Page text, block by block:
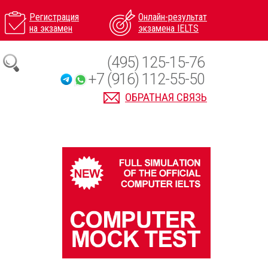
Регистрация
на экзамен
Онлайн-результат
экзамена IELTS
ОБРАТНАЯ СВЯЗЬ
(495) 125-15-76
+7 (916) 112-55-50